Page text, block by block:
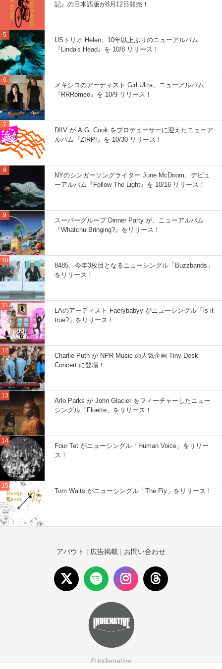
記』の日本語版が8月12日発売！
USトリオ Helen、10年以上ぶりのニューアルバム
『Linda's Head』を 10/8 リリース！
メキシコのアーティスト Girl Ultra、ニューアルバム
『RRRomeo』を 10/9 リリース！
DIIV が A.G. Cook をプロデューサーに迎えたニューア
ルバム『ZIRP!』を 10/30 リリース！
NYのシンガーソングライター June McDoom、デビュ
ーアルバム『Follow The Light』を 10/16 リリース！
スーパーグループ Dinner Party が、ニューアルバム
『Whatchu Bringing?』をリリース！
8485、今年3枚目となるニューシングル「Buzzbands」
をリリース！
LAのアーティスト Faerybabyy がニューシングル「is it
true?」をリリース！
Charlie Puth が NPR Music の人気企画 Tiny Desk
Concert に登場！
Arlo Parks が John Glacier をフィーチャーしたニュー
シングル「Floette」をリリース！
Four Tet がニューシングル「Human Voice」をリリー
ス！
Tom Waits がニューシングル「The Fly」をリリース！
アバウト | 広告掲載 | お問い合わせ
© indienative